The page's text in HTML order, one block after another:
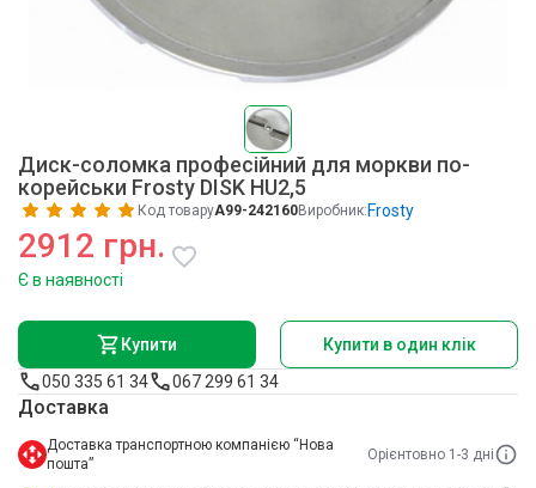
Диск-соломка професійний для моркви по-
корейськи Frosty DISK HU2,5
Код товаруA99-242160Виробник:Frosty
2912 грн.
Є в наявності
Купити
Купити в один клік
050 335 61 34
067 299 61 34
Доставка
Доставка транспортною компанією “Нова
пошта”
Орієнтовно 1-3 дні